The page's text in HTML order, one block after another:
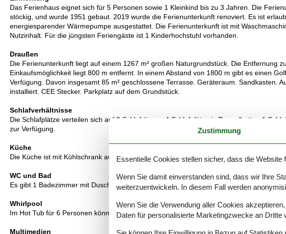
Das Ferienhaus eignet sich für 5 Personen sowie 1 Kleinkind bis zu 3 Jahren. Die
stöckig, und wurde 1951 gebaut. 2019 wurde die Ferienunterkunft renoviert. Es ist
energiesparender Wärmepumpe ausgestattet. Die Ferienunterkunft ist mit
Nutzinhalt. Für die jüngsten Feriengäste ist 1 Kinderhochstuhl vorhanden.
Draußen
Die Ferienunterkunft liegt auf einem 1267 m² großen Naturgrundstück. Die Entfernung
Einkaufsmöglichkeit liegt 800 m entfernt. In einem Abstand von 1800 m gibt es einen
Verfügung. Davon insgesamt 85 m² geschlossene Terrasse. Geräteraum. Sandkasten.
installiert. CEE Stecker. Parkplatz auf dem Grundstück.
Schlafverhältnisse
Die Schlafplätze verteilen sich auf 2 Schlafräume. 4 Schlafplätze in Doppelbetten.1
zur Verfügung.
Küche
Die Küche ist mit Kühlschrank ausgestattet. Außerdem gibt es 4 Keramik-Kochfelder,
WC und Bad
Es gibt 1 Badezimmer mit Duschnische und 1 Toilette.. Fußbodenheizung in 1
Whirlpool
Im Hot Tub für 6 Personen können Sie den Aufenthalt im Freien genießen.
Multimedien
Zustimmung
Essentielle Cookies stellen sicher, dass die
Wenn Sie damit einverstanden sind, dass wir Ihre
weiterzuentwickeln. In diesem Fall werden
Wenn Sie die Verwendung aller Cookies
Daten für personalisierte Marketingzwecke an Dritte